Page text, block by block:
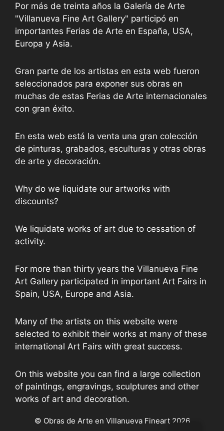
Por más de treinta años la Galería de Arte
"Villanueva Fine Art Gallery" participó en
importantes Ferias de Arte en España, USA,
Europa y Asia.
Gran parte de los artistas en esta web fueron
seleccionados para exponer sus obras en
muchas de estas Ferias de Arte internacionales
con gran éxito.
En esta web está la venta una gran colección
de pinturas, grabados, esculturas y otras obras
de arte y decoración.
Why do we liquidate our artworks with
discounts?
We liquidate works of art due to cessation of
activity.
For more than thirty years the Villanueva Fine
Art Gallery participated in important Art Fairs in
Spain, USA, Europe and Asia.
Many of the artists on this website were
selected to exhibit their works at many of these
international Art Fairs with great success.
On this website you can find a large collection
of paintings, engravings, sculptures and other
works of art and decoration.
© Obras de Arte en Villanueva Fineart 2026